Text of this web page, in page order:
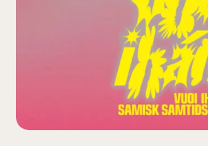
Lill-Skansen, inkluderad i
jan-mars vardagar 10-15,
alla dagar 10-16, maj-